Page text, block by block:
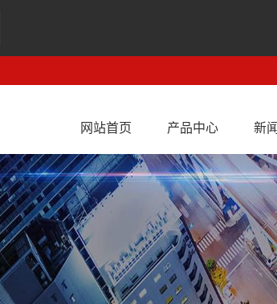
网站首页 产品中心 新